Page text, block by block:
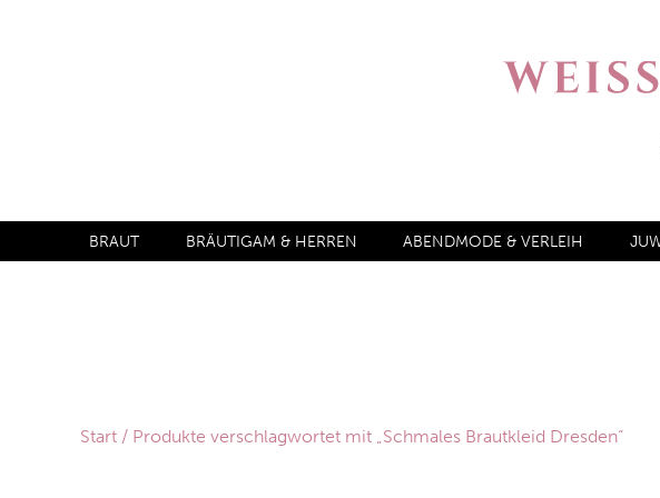
BRAUT BRÄUTIGAM & HERREN ABENDMODE & VERLEIH
Start / Produkte verschlagwortet mit „Schmales Brautkleid Dresden“